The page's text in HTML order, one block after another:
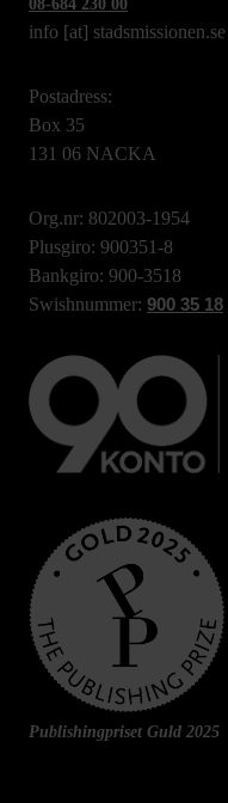
08-684 230 00
info [at] stadsmissionen.se
Postadress:
Box 35
131 06 NACKA
Org.nr: 802003-1954
Plusgiro: 900351-8
Bankgiro: 900-3518
Swishnummer: 900 35 18
Publishingpriset Guld 2025